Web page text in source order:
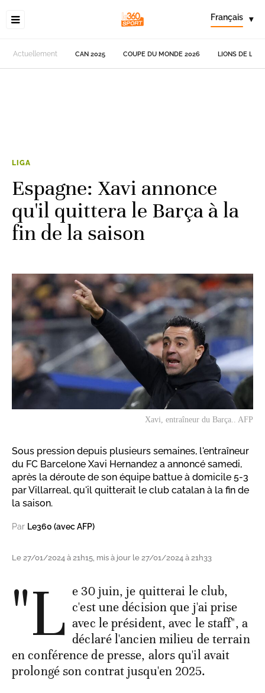
Français ▾
Actuellement CAN 2025 COUPE DU MONDE 2026 LIONS DE
LIGA
Espagne: Xavi annonce
qu'il quittera le Barça à la
fin de la saison
Xavi, entraîneur du Barça.. AFP
Sous pression depuis plusieurs semaines, l'entraîneur
du FC Barcelone Xavi Hernandez a annoncé samedi,
après la déroute de son équipe battue à domicile 5-3
par Villarreal, qu'il quitterait le club catalan à la fin de
la saison.
Par Le360 (avec AFP)
Le 27/01/2024 à 21h15, mis à jour le 27/01/2024 à 21h33
"L e 30 juin, je quitterai le club,
c'est une décision que j'ai prise
avec le président, avec le staff", a
déclaré l'ancien milieu de terrain
en conférence de presse, alors qu'il avait
prolongé son contrat jusqu'en 2025.